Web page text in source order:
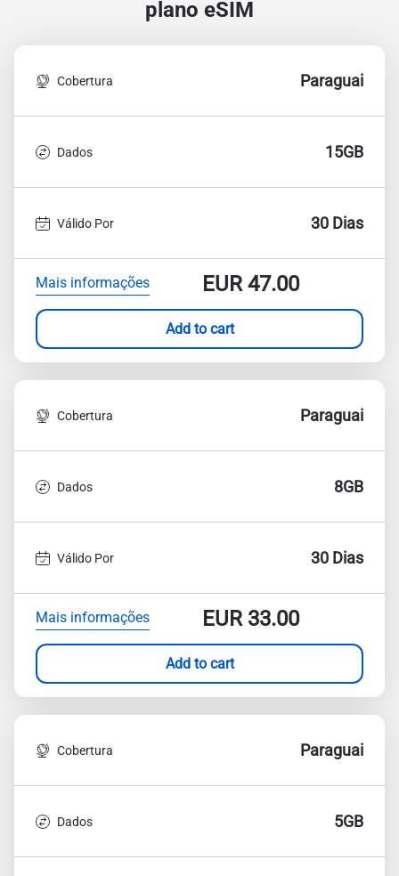
plano eSIM
Cobertura Paraguai
Dados 15GB
Válido Por 30 Dias
Mais informações EUR47.00
Add to cart
Cobertura Paraguai
Dados 8GB
Válido Por 30 Dias
Mais informações EUR33.00
Add to cart
Cobertura Paraguai
Dados 5GB